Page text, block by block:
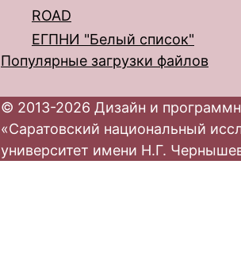
ROAD
ЕГПНИ "Белый список"
Популярные загрузки файлов
© 2013-2026 Дизайн и
«Саратовский национальный
университет имени Н.Г.